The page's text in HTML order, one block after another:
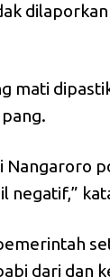
mati
negatif,”
dari dan